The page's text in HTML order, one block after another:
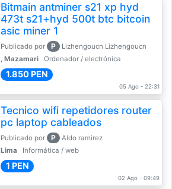
Bitmain antminer s21 xp hyd
473t s21+hyd 500t btc bitcoin
asic miner 1
Publicado por P
Lizhengoucn Lizhengoucn
, Mazamari
Ordenador / electrónica
1.850 PEN
05 Ago - 22:31
Tecnico wifi repetidores router
pc laptop cableados
Publicado por P
Aldo ramirez
Lima
Informática / web
1 PEN
02 Ago - 09:49